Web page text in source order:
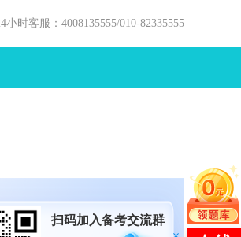
小时客服：4008135555/010-82335555
扫码加入备考交流群